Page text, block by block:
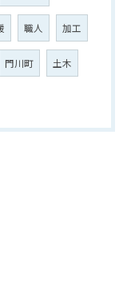
職人 加工
門川町 土木